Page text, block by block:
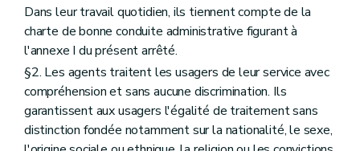
Art. 100
Art. 101
Art. 102
Art. 103
Art. 104
Art. 105
Art. 106
Art. 107
Art. 108
Dans leur travail quotidien, ils tiennent compte de la
charte de bonne conduite administrative figurant à
l'annexe I du présent arrêté.
§2. Les agents traitent les usagers de leur service avec
compréhension et sans aucune discrimination. Ils
garantissent aux usagers l'égalité de traitement sans
distinction fondée notamment sur la nationalité, le sexe,